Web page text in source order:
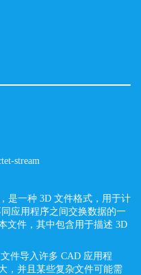
stream
是一种 3D 文件格式，用于计
应用程序之间交换数据的一
文件，其中包含用于描述 3D
件导入许多 CAD 应用程
，并且某些复杂文件可能需